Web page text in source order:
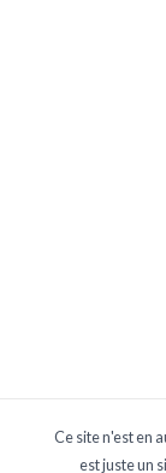
Ce site n'est en
est juste un